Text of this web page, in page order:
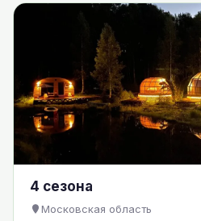
4 сезона
Московская область